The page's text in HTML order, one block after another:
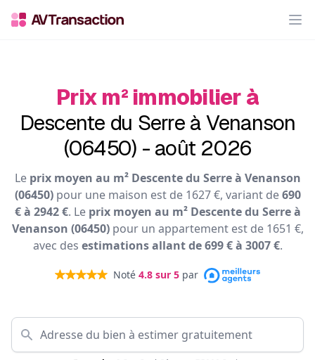
Prix m² immobilier à
Descente du Serre à Venanson
(06450) - août 2026
Le prix moyen au m² Descente du Serre à Venanson
(06450)pour une maison est de 1627 €, variant de690
€ à 2942 €. Le prix moyen au m² Descente du Serre à
Venanson (06450)pour un appartement est de 1651 €,
avec des estimations allant de 699 € à 3007 €.
Noté 4.8 sur 5 par